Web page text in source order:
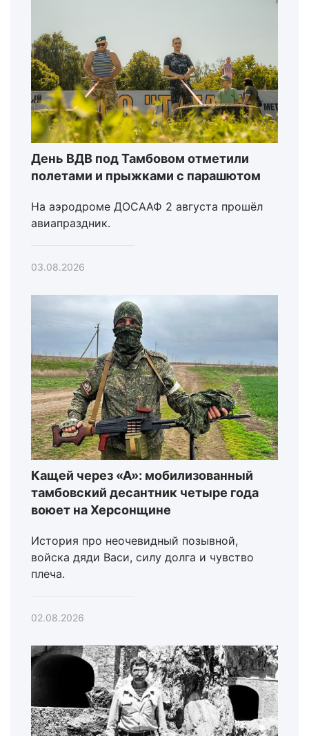
День ВДВ под Тамбовом отметили
полетами и прыжками с парашютом
На аэродроме ДОСААФ 2 августа прошёл
авиапраздник.
03.08.2026
Кащей через «А»: мобилизованный
тамбовский десантник четыре года
воюет на Херсонщине
История про неочевидный позывной,
войска дяди Васи, силу долга и чувство
плеча.
02.08.2026